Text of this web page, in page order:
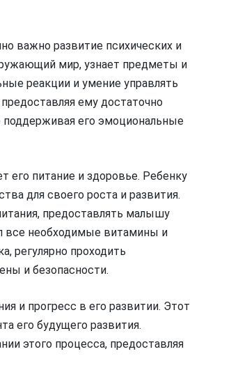
важно развитие психических и
мир, узнает предметы и
реакции и умение управлять
ему достаточно
его эмоциональные
его питание и здоровье. Ребенку
для своего роста и развития.
предоставлять малышу
все необходимые витамины и
регулярно проходить
и безопасности.
и прогресс в его развитии. Этот
его будущего развития.
этого процесса, предоставляя